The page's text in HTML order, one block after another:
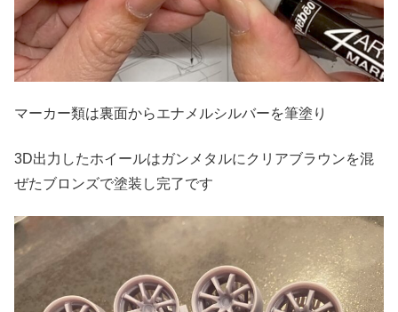
マーカー類は裏面からエナメルシルバーを筆塗り
3D出力したホイールはガンメタルにクリアブラウンを混
ぜたブロンズで塗装し完了です